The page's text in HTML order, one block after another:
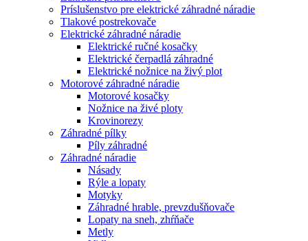
Príslušenstvo pre elektrické záhradné náradie
Tlakové postrekovače
Elektrické záhradné náradie
Elektrické ručné kosačky
Elektrické čerpadlá záhradné
Elektrické nožnice na živý plot
Motorové záhradné náradie
Motorové kosačky
Nožnice na živé ploty
Krovinorezy
Záhradné pílky
Píly záhradné
Záhradné náradie
Násady
Rýle a lopaty
Motyky
Záhradné hrable, prevzdušňovače
Lopaty na sneh, zhŕňače
Metly